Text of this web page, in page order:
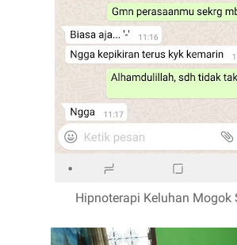
Hipnoterapi Keluhan Mogok